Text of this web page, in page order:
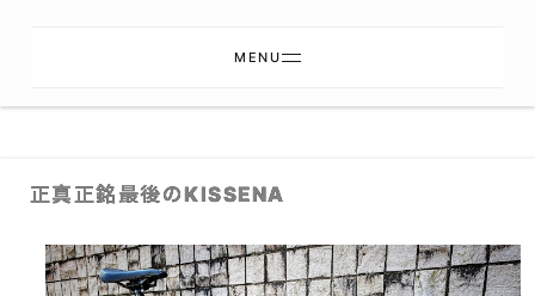
MENU
正真正銘最後のKISSENA